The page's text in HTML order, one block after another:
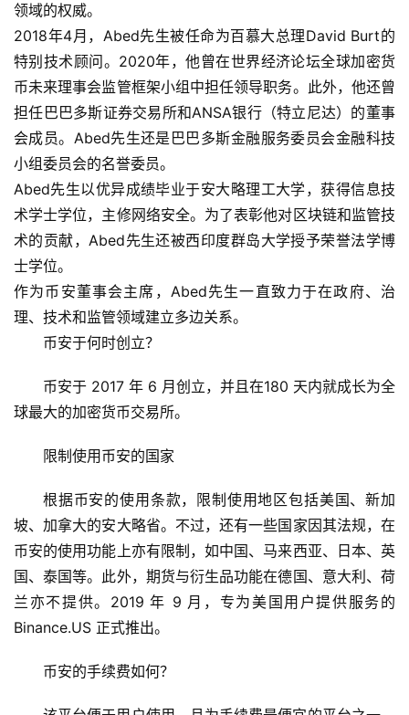
领域的权威。
2018年4月，Abed先生被任命为百慕大总理David Burt的
特别技术顾问。2020年，他曾在世界经济论坛全球加密货
币未来理事会监管框架小组中担任领导职务。此外，他还曾
担任巴巴多斯证券交易所和ANSA银行（特立尼达）的董事
会成员。Abed先生还是巴巴多斯金融服务委员会金融科技
小组委员会的名誉委员。
Abed先生以优异成绩毕业于安大略理工大学，获得信息技
术学士学位，主修网络安全。为了表彰他对区块链和监管技
术的贡献，Abed先生还被西印度群岛大学授予荣誉法学博
士学位。
作为币安董事会主席，Abed先生一直致力于在政府、治
理、技术和监管领域建立多边关系。
币安于何时创立？
币安于 2017 年 6 月创立，并且在180 天内就成长为全
球最大的加密货币交易所。
限制使用币安的国家
根据币安的使用条款，限制使用地区包括美国、新加
坡、加拿大的安大略省。不过，还有一些国家因其法规，在
币安的使用功能上亦有限制，如中国、马来西亚、日本、英
国、泰国等。此外，期货与衍生品功能在德国、意大利、荷
兰亦不提供。2019 年 9 月，专为美国用户提供服务的
Binance.US 正式推出。
币安的手续费如何？